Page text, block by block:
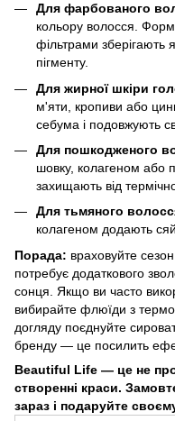
Для фарбованого
кольору волосся.
фільтрами зберігають
пігменту.
Для жирної шкіри
м'яти, кропиви або
себума і подовжують
Для пошкодженого
шовку, колагеном або
захищають від
Для тьмяного
колагеном додають
Порада: враховуйте
потребує додаткового
сонця. Якщо ви часто
вибирайте флюїди з
догляду поєднуйте
бренду — це посилить
Beautiful Life — це не
створенні краси.
зараз і подаруйте